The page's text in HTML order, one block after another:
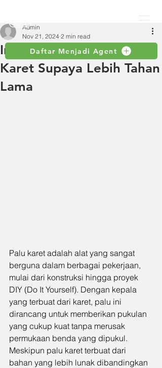
Daftar Menjadi Agent
Inilah Cara Merawat Palu
Karet Supaya Lebih Tahan
Lama
Admin
Nov 21, 2024 2 min read
Palu karet adalah alat yang sangat
berguna dalam berbagai pekerjaan,
mulai dari konstruksi hingga proyek
DIY (Do It Yourself). Dengan kepala
yang terbuat dari karet, palu ini
dirancang untuk memberikan pukulan
yang cukup kuat tanpa merusak
permukaan benda yang dipukul.
Meskipun palu karet terbuat dari
bahan yang lebih lunak dibandingkan